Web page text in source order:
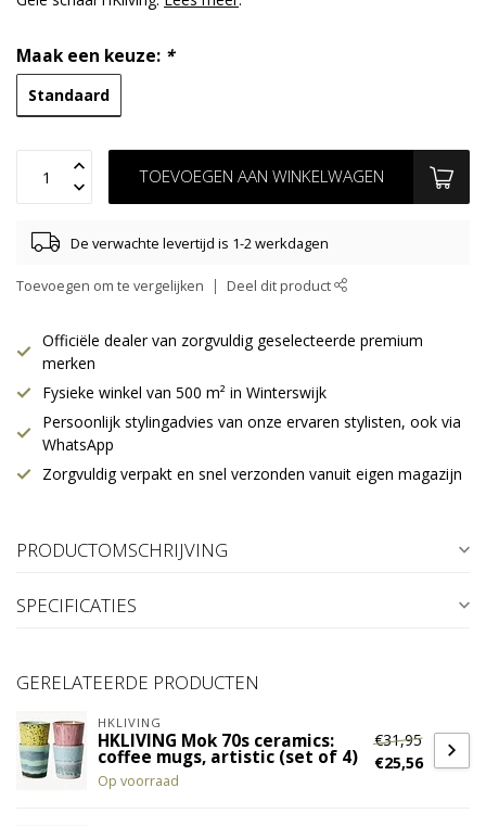
Maak een keuze: *
Standaard
TOEVOEGEN AAN WINKELWAGEN
De verwachte levertijd is 1-2 werkdagen
Toevoegen om te vergelijken Deel dit product
Officiële dealer van zorgvuldig geselecteerde premium
merken
Fysieke winkel van 500 m² in Winterswijk
Persoonlijk stylingadvies van onze ervaren stylisten, ook via
WhatsApp
Zorgvuldig verpakt en snel verzonden vanuit eigen magazijn
PRODUCTOMSCHRIJVING
SPECIFICATIES
GERELATEERDE PRODUCTEN
HKLIVING
HKLIVING Mok 70s ceramics:
coffee mugs, artistic (set of 4)
Op voorraad
€31,95
€25,56